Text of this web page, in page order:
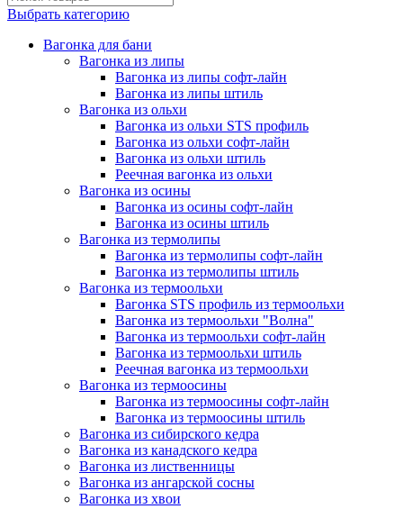
Выбрать категорию
Вагонка для бани
Вагонка из липы
Вагонка из липы софт-лайн
Вагонка из липы штиль
Вагонка из ольхи
Вагонка из ольхи STS профиль
Вагонка из ольхи софт-лайн
Вагонка из ольхи штиль
Реечная вагонка из ольхи
Вагонка из осины
Вагонка из осины софт-лайн
Вагонка из осины штиль
Вагонка из термолипы
Вагонка из термолипы софт-лайн
Вагонка из термолипы штиль
Вагонка из термоольхи
Вагонка STS профиль из термоольхи
Вагонка из термоольхи "Волна"
Вагонка из термоольхи софт-лайн
Вагонка из термоольхи штиль
Реечная вагонка из термоольхи
Вагонка из термоосины
Вагонка из термоосины софт-лайн
Вагонка из термоосины штиль
Вагонка из сибирского кедра
Вагонка из канадского кедра
Вагонка из лиственницы
Вагонка из ангарской сосны
Вагонка из хвои